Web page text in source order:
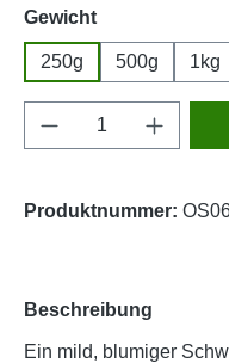
Gewichtauswählen
250g 500g 1kg
Produkt Anzahl:
Produktnummer:
Beschreibung
Ein mild, blumiger